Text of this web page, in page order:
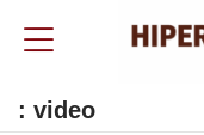
: video